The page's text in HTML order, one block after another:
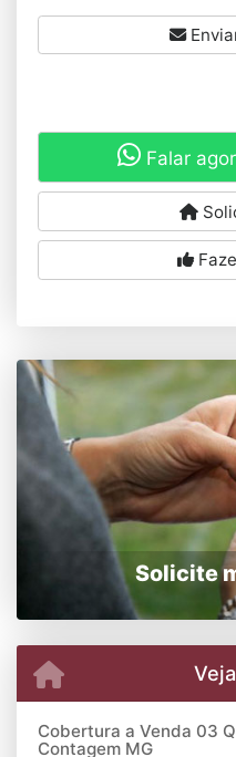
Falar
Solicite
Cobertura a Venda 03
Contagem MG